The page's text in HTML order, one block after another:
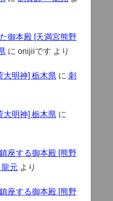
御本殿 [天満宮熊野
に onijiiです より
大明神] 栃木県 に 刺
大明神] 栃木県 に
座する御本殿 [熊野
元 より
座する御本殿 [熊野